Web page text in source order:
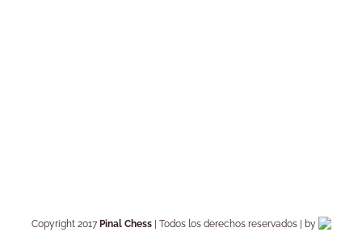
Copyright 2017 Pinal Chess| Todos los derechos reservados | by